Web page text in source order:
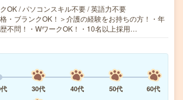
OK / パソコンスキル不要 / 英語力不要
・ブランクOK！＞介護の経験をお持ちの方！・年
不問！・WワークOK！・10名以上採用…
30代 40代 50代 60代